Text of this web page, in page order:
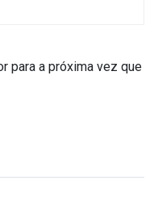
para a próxima vez que